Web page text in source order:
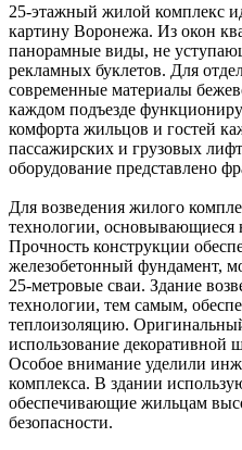
25-этажный жилой комплекс
картину Воронежа. Из окон
панорамные виды, не
рекламных буклетов. Для
современные материалы
каждом подъезде
комфорта жильцов и гостей
пассажирских и грузовых
оборудование представлено
Для возведения жилого
технологии,
Прочность конструкции
железобетонный фундамент,
25-метровые сваи. Здание
технологии, тем самым,
теплоизоляцию.
использование декоративной
Особое внимание уделили
комплекса. В здании
обеспечивающие жильцам
безопасности.